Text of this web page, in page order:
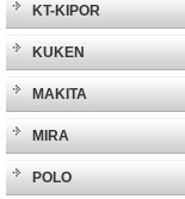
KT-KIPOR
KUKEN
MAKITA
MIRA
POLO